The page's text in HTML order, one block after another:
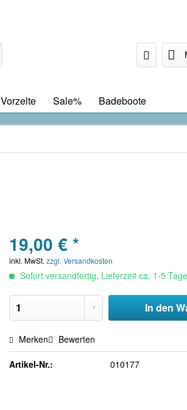
Vorzelte Sale% Badeboote
19,00 € *
inkl. MwSt.zzgl. Versandkosten
Sofort versandfertig, Lieferzeit ca. 1-5 Tage
In den
Merken Bewerten
Artikel-Nr.: 010177